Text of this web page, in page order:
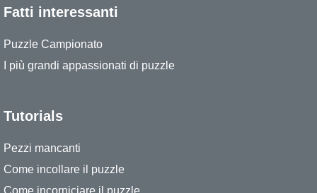
Fatti interessanti
Puzzle Campionato
I più grandi appassionati di puzzle
Tutorials
Pezzi mancanti
Come incollare il puzzle
Come incorniciare il puzzle